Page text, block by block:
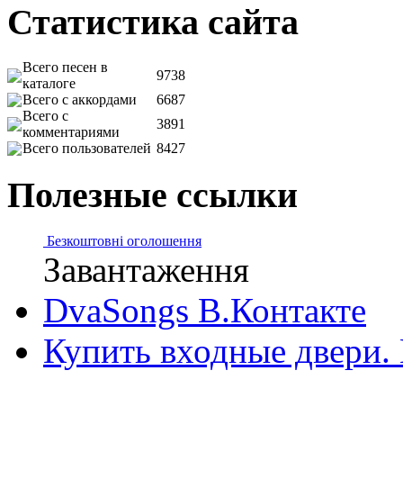
Статистика сайта
Всего песен в
каталоге
9738
Всего с аккордами
6687
Всего с
комментариями
3891
Всего пользователей 8427
Полезные ссылки
Безкоштовні оголошення
Завантаження
DvaSongs В.Контакте
Купить входные двери.